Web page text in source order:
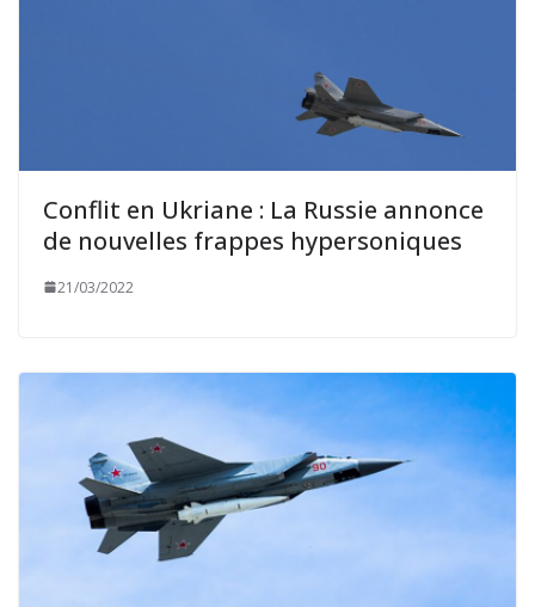
Conflit en Ukriane : La Russie annonce
de nouvelles frappes hypersoniques
21/03/2022